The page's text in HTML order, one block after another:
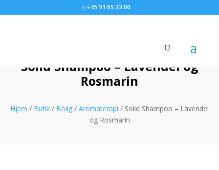
+45 91 65 33 00
Solid Shampoo – Lavendel og
Rosmarin
Hjem / Butik / Bolig / Aromaterapi / Solid Shampoo – Lavendel
og Rosmarin